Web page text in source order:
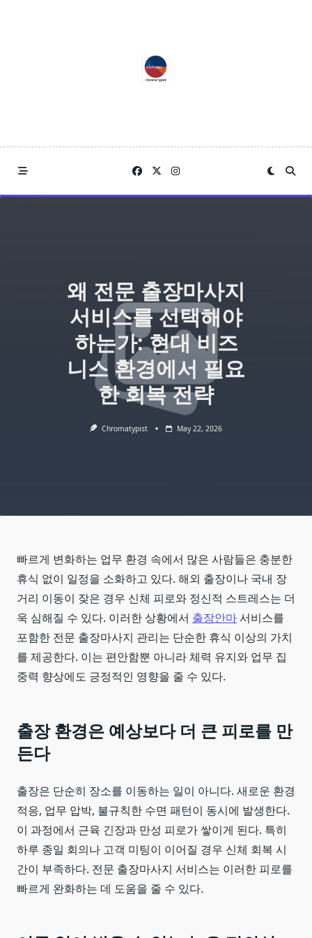
왜 전문 출장마사지
서비스를 선택해야
하는가: 현대 비즈
니스 환경에서 필요
한 회복 전략
Chromatypist May 22, 2026
빠르게 변화하는 업무 환경 속에서 많은 사람들은 충분한
휴식 없이 일정을 소화하고 있다. 해외 출장이나 국내 장
거리 이동이 잦은 경우 신체 피로와 정신적 스트레스는 더
욱 심해질 수 있다. 이러한 상황에서 출장안마서비스를
포함한 전문 출장마사지 관리는 단순한 휴식 이상의 가치
를 제공한다. 이는 편안함뿐 아니라 체력 유지와 업무 집
중력 향상에도 긍정적인 영향을 줄 수 있다.
출장 환경은 예상보다 더 큰 피로를 만
든다
출장은 단순히 장소를 이동하는 일이 아니다. 새로운 환경
적응, 업무 압박, 불규칙한 수면 패턴이 동시에 발생한다.
이 과정에서 근육 긴장과 만성 피로가 쌓이게 된다. 특히
하루 종일 회의나 고객 미팅이 이어질 경우 신체 회복 시
간이 부족하다. 전문 출장마사지 서비스는 이러한 피로를
빠르게 완화하는 데 도움을 줄 수 있다.